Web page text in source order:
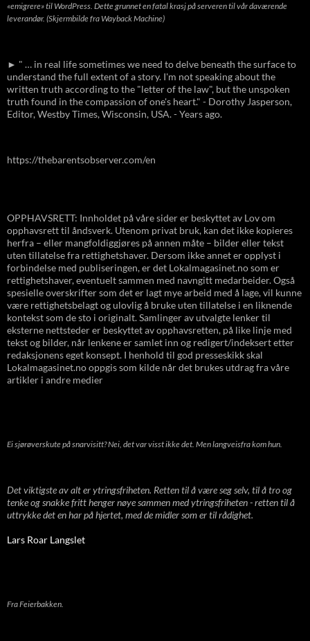
«emigrere» til WordPress. Dette grunnet en fatal krasj på serveren til vår daværende
leverandør. (Skjermbilde fra Wayback Machine)
► " … in real life sometimes we need to delve beneath the surface to
understand the full extent of a story. I'm not speaking about the
written truth according to the "letter of the law", but the unspoken
truth found in the compassion of one's heart." - Dorothy Jasperson,
Editor, Westby Times, Wisconsin, USA. - Years ago.
https://thebarentsobserver.com/en
OPPHAVSRETT: Innholdet på våre sider er beskyttet av Lov om
opphavsrett til åndsverk. Utenom privat bruk, kan det ikke kopieres
herfra – eller mangfoldiggjøres på annen måte – bilder eller tekst
uten tillatelse fra rettighetshaver. Dersom ikke annet er opplyst i
forbindelse med publiseringen, er det Lokalmagasinet.no som er
rettighetshaver, eventuelt sammen med navngitt medarbeider. Også
spesielle overskrifter som det er lagt mye arbeid med å lage, vil kunne
være rettighetsbelagt og ulovlig å bruke uten tillatelse i en liknende
kontekst som de sto i originalt. Samlinger av utvalgte lenker til
eksterne nettsteder er beskyttet av opphavsretten, på like linje med
tekst og bilder, når lenkene er samlet inn og redigert/indeksert etter
redaksjonens eget konsept. I henhold til god presseskikk skal
Lokalmagasinet.no oppgis som kilde når det brukes utdrag fra våre
artikler i andre medier
Ei sjørøverskute på snarvisitt? Nei, det var visst ikke det. Men langveisfra kom hun.
Det viktigste av alt er ytringsfriheten. Retten til å være seg selv, til å tro og
tenke og snakke fritt henger nøye sammen med ytringsfriheten - retten til å
uttrykke det en har på hjertet, med de midler som er til rådighet.
Lars Roar Langslet
Fra Feierbakken.